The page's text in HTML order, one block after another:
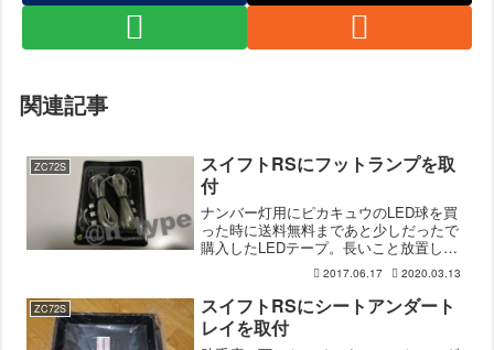
関連記事
ZC72S
スイフトRSにフットランプを取
付
ナンバー灯用にピカキュウのLED球を買
った時に送料無料まであと少しだったで
購入したLEDテープ。長いこと放置して
いたのですが、暇だったので取り付けま
した。3chipSMD3連ワンポイントLEDテ
ープフットランプ用に使ったのは、ピカ
キュウの3...
2017.06.17 2020.03.13
ZC72S
スイフトRSにシートアンダート
レイを取付